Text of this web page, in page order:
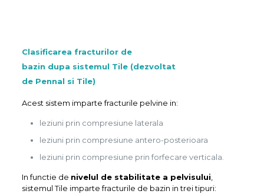
Clasificarea fracturilor de
bazin dupa sistemul Tile (dezvoltat
de Pennal si Tile)
Acest sistem imparte fracturile pelvine in:
leziuni prin compresiune laterala
leziuni prin compresiune antero-posterioara
leziuni prin compresiune prin forfecare verticala.
In functie de nivelul de stabilitate a pelvisului
sistemul Tile imparte fracturile de bazin in trei tipuri: